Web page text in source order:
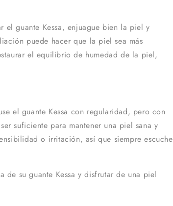
el guante Kessa, enjuague bien la piel y
puede hacer que la piel sea más
el equilibrio de humedad de la piel,
el guante Kessa con regularidad, pero con
suficiente para mantener una piel sana y
o irritación, así que siempre escuche
de su guante Kessa y disfrutar de una piel